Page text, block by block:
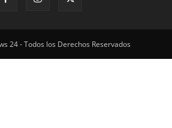
24 - Todos los Derechos Reservados